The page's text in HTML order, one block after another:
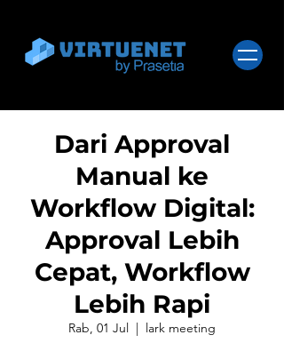
Dari Approval
Manual ke
Workflow Digital:
Approval Lebih
Cepat, Workflow
Lebih Rapi
Rab, 01 Jul
  |
lark meeting